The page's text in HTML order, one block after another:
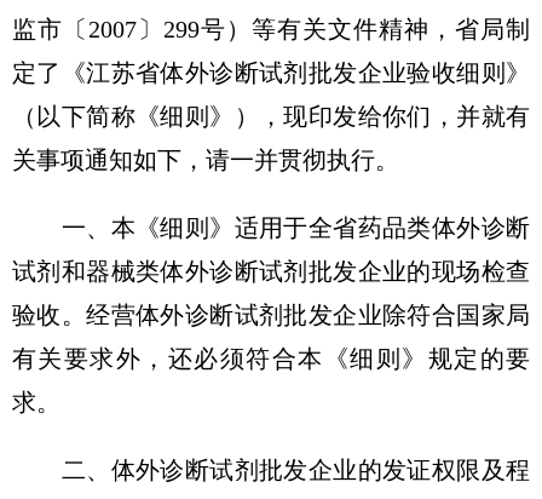
监市〔2007〕299号）等有关文件精神，省局制
定了《江苏省体外诊断试剂批发企业验收细则》
（以下简称《细则》），现印发给你们，并就有
关事项通知如下，请一并贯彻执行。
一、本《细则》适用于全省药品类体外诊断
试剂和器械类体外诊断试剂批发企业的现场检查
验收。经营体外诊断试剂批发企业除符合国家局
有关要求外，还必须符合本《细则》规定的要
求。
二、体外诊断试剂批发企业的发证权限及程